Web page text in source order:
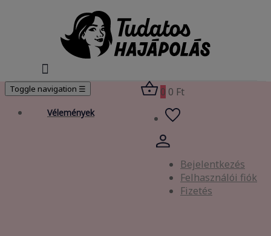
0 0 Ft
Bejelentkezés
Felhasználói fiók
Fizetés
Toggle navigation ☰
Vélemények